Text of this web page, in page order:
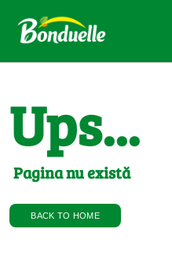
Ups...
Pagina nu există
BACK TO HOME